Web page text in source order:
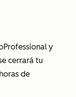
Professional y
cerrará tu
de